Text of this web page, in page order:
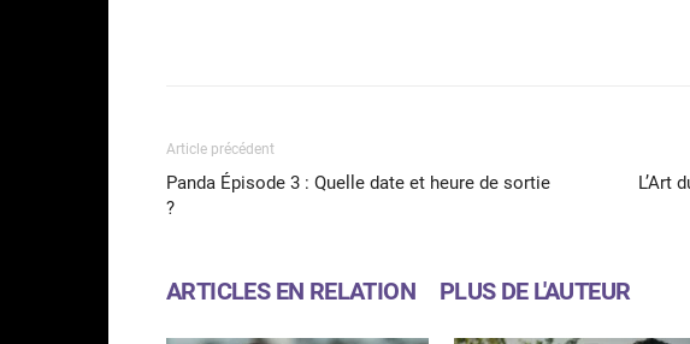
Article précédent
Panda Épisode 3 : Quelle date et heure de sortie
?
L’Art
ARTICLES EN RELATION PLUS DE L'AUTEUR